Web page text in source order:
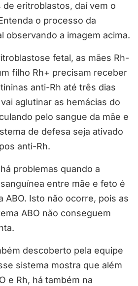
de eritroblastos, daí vem o
o processo da
observando a imagem acima.
fetal, as mães Rh-
filho Rh+ precisam receber
anti-Rh até três dias
aglutinar as hemácias do
pelo sangue da mãe e
de defesa seja ativado
anti-Rh.
problemas quando a
entre mãe e feto é
ABO. Isto não ocorre, pois as
ABO não conseguem
descoberto pela equipe
sistema mostra que além
e Rh, há também na